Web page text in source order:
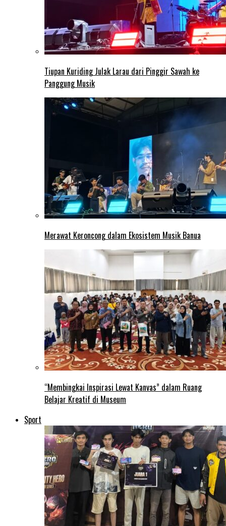
Tiupan Kuriding Julak Larau dari Pinggir Sawah ke
Panggung Musik
Merawat Keroncong dalam Ekosistem Musik Banua
“Membingkai Inspirasi Lewat Kanvas” dalam Ruang
Belajar Kreatif di Museum
Sport